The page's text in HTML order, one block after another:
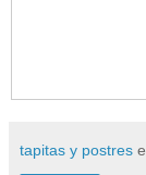
tapitas y postres